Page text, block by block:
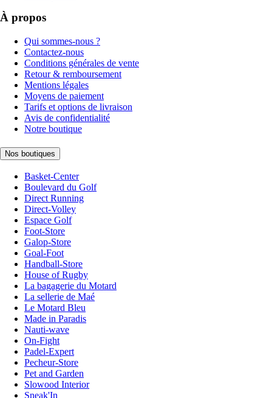
À propos
Qui sommes-nous ?
Contactez-nous
Conditions générales de vente
Retour & remboursement
Mentions légales
Moyens de paiement
Tarifs et options de livraison
Avis de confidentialité
Notre boutique
Nos boutiques
Basket-Center
Boulevard du Golf
Direct Running
Direct-Volley
Espace Golf
Foot-Store
Galop-Store
Goal-Foot
Handball-Store
House of Rugby
La bagagerie du Motard
La sellerie de Maé
Le Motard Bleu
Made in Paradis
Nauti-wave
On-Fight
Padel-Expert
Pecheur-Store
Pet and Garden
Slowood Interior
Sneak'In